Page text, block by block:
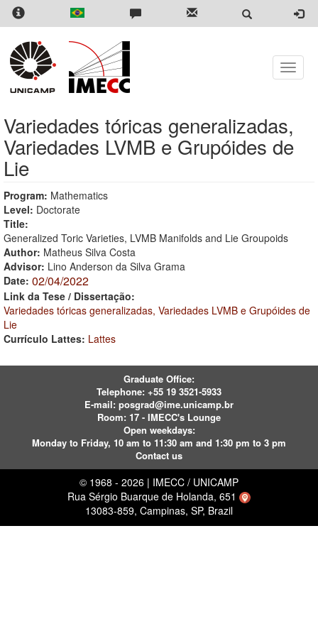
Skip
content
Toggle
Variedades tóricas generalizadas,
Variedades LVMB e Grupóides de
Lie
Program: Mathematics
Level: Doctorate
Title:
Generalized Toric Varieties, LVMB Manifolds and Lie Groupoids
Author: Matheus Silva Costa
Advisor: Lino Anderson da Silva Grama
Date: 02/04/2022
Link da Tese / Dissertação:
Variedades tóricas generalizadas, Variedades LVMB e Grupóides de
Lie
Currículo Lattes: Lattes
Graduate Office:
Telephone: +55 19 3521-5933
E-mail: posgrad@ime.unicamp.br
Room: 17 - IMECC's Lounge
Open weekdays:
Monday to Friday, 10 am to 11:30 am and 1:30 pm to 3 pm
Contact us
© 1968 - 2026 | IMECC / UNICAMP
Rua Sérgio Buarque de Holanda, 651
13083-859, Campinas, SP, Brazil